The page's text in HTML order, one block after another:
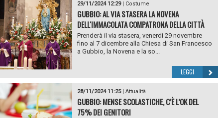
29/11/2024 12:29| Costume
GUBBIO: AL VIA STASERA LA NOVENA
DELL'IMMACOLATA COMPATRONA DELLA CITTÀ
Prenderà il via stasera, venerdì 29 novembre
fino al 7 dicembre alla Chiesa di San Francesco
a Gubbio, la Novena e la so...
LEGGI
28/11/2024 11:25| Attualità
GUBBIO: MENSE SCOLASTICHE, C’È L’OK DEL
75% DEI GENITORI